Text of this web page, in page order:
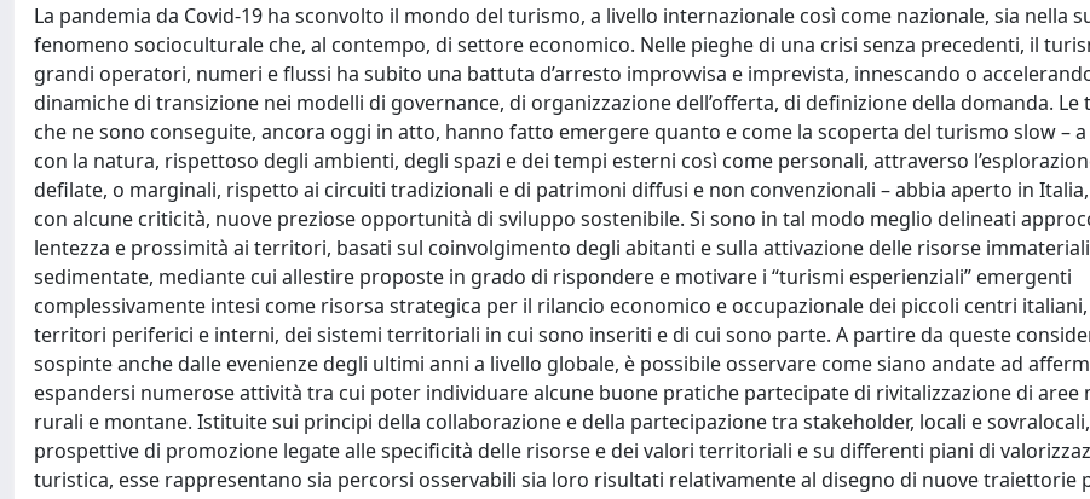
La pandemia da Covid-19 ha sconvolto il mondo del turismo, a livello internazionale così come nazionale, sia nella
fenomeno socioculturale che, al contempo, di settore economico. Nelle pieghe di una crisi senza precedenti, il
grandi operatori, numeri e flussi ha subito una battuta d’arresto improvvisa e imprevista, innescando o
dinamiche di transizione nei modelli di governance, di organizzazione dell’offerta, di definizione della domanda. Le
che ne sono conseguite, ancora oggi in atto, hanno fatto emergere quanto e come la scoperta del turismo slow –
con la natura, rispettoso degli ambienti, degli spazi e dei tempi esterni così come personali, attraverso
defilate, o marginali, rispetto ai circuiti tradizionali e di patrimoni diffusi e non convenzionali – abbia aperto in
con alcune criticità, nuove preziose opportunità di sviluppo sostenibile. Si sono in tal modo meglio delineati
lentezza e prossimità ai territori, basati sul coinvolgimento degli abitanti e sulla attivazione delle risorse immateriali
sedimentate, mediante cui allestire proposte in grado di rispondere e motivare i “turismi esperienziali” emergenti
complessivamente intesi come risorsa strategica per il rilancio economico e occupazionale dei piccoli centri
territori periferici e interni, dei sistemi territoriali in cui sono inseriti e di cui sono parte. A partire da queste
sospinte anche dalle evenienze degli ultimi anni a livello globale, è possibile osservare come siano andate ad
espandersi numerose attività tra cui poter individuare alcune buone pratiche partecipate di rivitalizzazione di aree
rurali e montane. Istituite sui principi della collaborazione e della partecipazione tra stakeholder, locali e
prospettive di promozione legate alle specificità delle risorse e dei valori territoriali e su differenti piani di
turistica, esse rappresentano sia percorsi osservabili sia loro risultati relativamente al disegno di nuove traiettorie